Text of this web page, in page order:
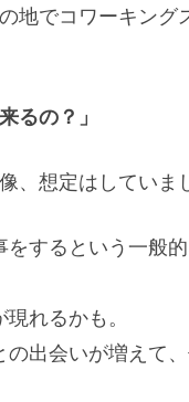
地でコワーキン
るの？」
、想定はしていま
するという一般
れるかも。
の出会いが増えて